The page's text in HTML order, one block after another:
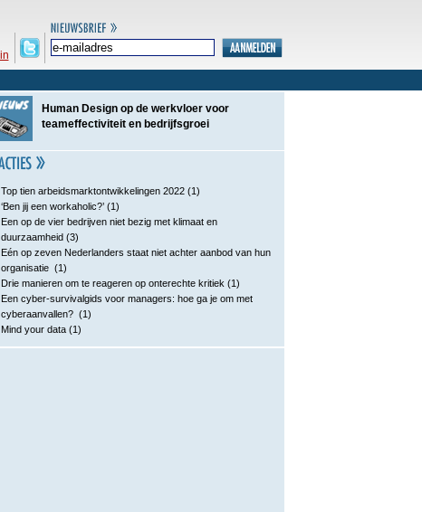
Human Design op de werkvloer voor
teameffectiviteit en bedrijfsgroei
Top tien arbeidsmarktontwikkelingen 2022 (1)
‘Ben jij een workaholic?’ (1)
Een op de vier bedrijven niet bezig met klimaat en
duurzaamheid (3)
Eén op zeven Nederlanders staat niet achter aanbod van hun
organisatie (1)
Drie manieren om te reageren op onterechte kritiek (1)
Een cyber-survivalgids voor managers: hoe ga je om met
cyberaanvallen? (1)
Mind your data (1)